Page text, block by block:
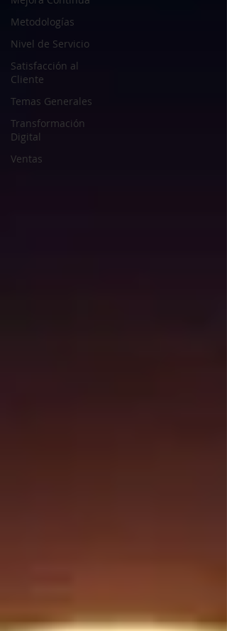
Metodologías
Nivel de Servicio
Satisfacción al
Cliente
Temas Generales
Transformación
Digital
Ventas